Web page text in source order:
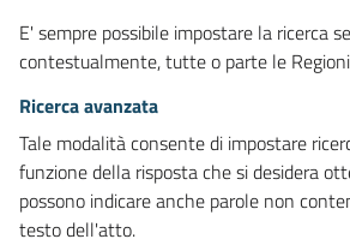
E' sempre possibile impostare la ricerca
contestualmente, tutte o parte le
Ricerca avanzata
Tale modalità consente di impostare
funzione della risposta che si desidera
possono indicare anche parole non
testo dell'atto.